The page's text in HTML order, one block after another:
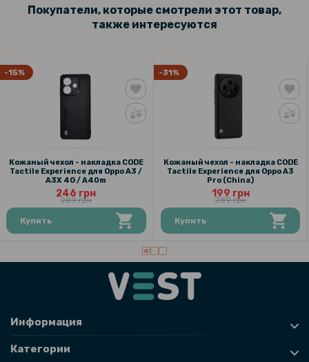
Покупатели, которые смотрели этот товар,
также интересуются
-15%
Кожаный чехол - накладка CODE
Tactile Experience для Oppo A3 /
A3X 4G​ / A40m
246 грн
289 грн
Купить
-31%
Кожаный чехол - накладка CODE
Tactile Experience для Oppo A3
Pro (China)
199 грн
289 грн
Купить
Информация
Категории